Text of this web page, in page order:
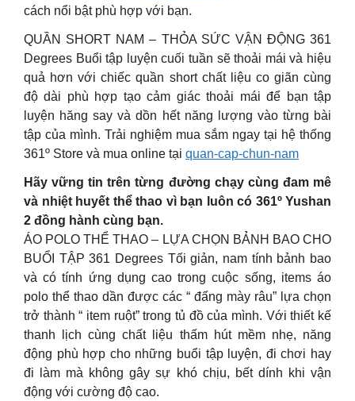
cách nổi bật phù hợp với bạn.
QUẦN SHORT NAM – THỎA SỨC VẬN ĐỘNG 361
Degrees Buổi tập luyện cuối tuần sẽ thoải mái và hiệu
quả hơn với chiếc quần short chất liệu co giãn cùng
độ dài phù hợp tạo cảm giác thoải mái để bạn tập
luyện hăng say và dồn hết năng lượng vào từng bài
tập của mình. Trải nghiệm mua sắm ngay tại hệ thống
361º Store và mua online tại quan-cap-chun-nam
Hãy vững tin trên từng đường chạy cùng đam mê
và nhiệt huyết thể thao vì bạn luôn có 361º Yushan
2 đồng hành cùng bạn.
ÁO POLO THỂ THAO – LỰA CHỌN BẢNH BAO CHO
BUỔI TẬP 361 Degrees Tối giản, nam tính bảnh bao
và có tính ứng dụng cao trong cuộc sống, items áo
polo thể thao dần được các “ đấng mày râu” lựa chọn
trở thành “ item ruột” trong tủ đồ của mình. Với thiết kế
thanh lịch cùng chất liệu thấm hút mềm nhẹ, năng
động phù hợp cho những buổi tập luyện, đi chơi hay
đi làm mà không gây sự khó chịu, bết dính khi vận
động với cường độ cao.